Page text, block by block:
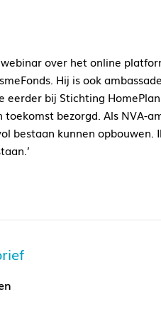
over het online
Hij is ook
bij Stichting
bezorgd. Als
bestaan kunnen